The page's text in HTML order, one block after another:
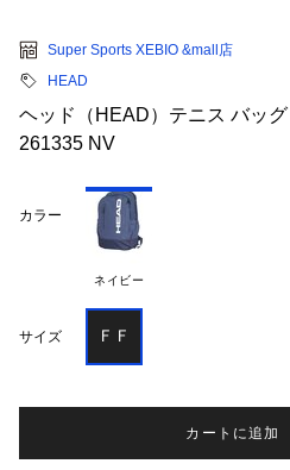
Super Sports XEBIO &mall店
HEAD
ヘッド（HEAD）テニス バッ
261335 NV
カラー
ネイビー
サイズ ＦＦ
カートに追加